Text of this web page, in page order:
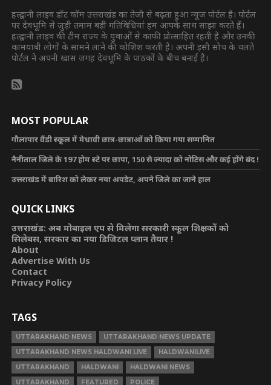
हल्द्वानी लाइव डॉट कॉम उत्तराखंड का तेजी से बढ़ता हुआ न्यूज पोर्टल है। पोर्टल
पर देवभूमि से जुड़ी तमाम बड़ी गतिविधियां हम आपके साथ साझा करते हैं।
हल्द्वानी लाइव की टीम राज्य के युवाओं से काफी प्रोत्साहित रहती है और उनकी
कामयाबी लोगों के सामने लाने की कोशिश करती है। अपनी इसी सोच के चलते
पोर्टल ने अपनी खास जगह देवभूमि के पाठकों के बीच बनाई है।
MOST POPULAR
गौलापार वैंडी स्कूल में मेधावी छात्र-छात्राओं को किया गया सम्मानित
नैनीताल जिले के 197 होम स्टे पर छापा, 150 से ज्यादा को नोटिस और कई होंगे बंद !
उत्तराखंड में बारिश को लेकर नया अपडेट, अपने जिले का जाने हाल
QUICK LINKS
उत्तराखंड: अब मोबाइल एप से मिलेगा सरकारी स्कूल शिक्षकों को
सिलेबस, सरकार का नया डिजिटल प्लान तैयार !
About
Advertise With Us
Contact
Privacy Policy
TAGS
UTTARAKHAND NEWS
UTTARAKHAND NEWS UPDATE
UTTARAKHAND NEWS HALDWANI LIVE
HALDWANILIVE
UTTARAKHAND
HALDWANI
HALDWANI NEWS
UTTARAKHAND
FEATURED POLICE